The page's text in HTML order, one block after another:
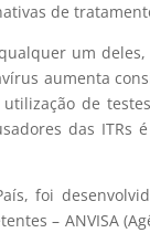
de
um
aumenta
de
das
foi
– ANVISA